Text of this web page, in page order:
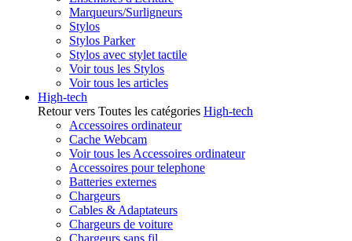
Marqueurs/Surligneurs
Stylos
Stylos Parker
Stylos avec stylet tactile
Voir tous les Stylos
Voir tous les articles
High-tech
Retour vers Toutes les catégories High-tech
Accessoires ordinateur
Cache Webcam
Voir tous les Accessoires ordinateur
Accessoires pour telephone
Batteries externes
Chargeurs
Cables & Adaptateurs
Chargeurs de voiture
Chargeurs sans fil